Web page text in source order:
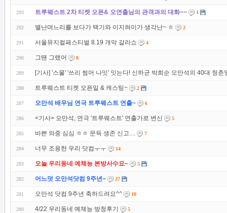
293 트루웨스트 2차 티켓 오픈& 오연출님의 관객과의 대화~~ 1
292 별난며느리를 보다가 택기와 이지혀이가 생각난~ ㅎ 2
291 서울뮤지컬페스티벌 8.19 개막 갈라쇼 4
290 그땐 그랬어 8
289 [기사] '스물' '쓰리 썸머 나잇' 잇는다! 신하균 박희순 오만석의 40대 청춘
288 트루웨스트 티켓 오픈일 & 캐스팅~ 2
287 오만석 배우님 연극 트루웨스트 연출~ 6
286 <기사> 오만석, 연극 '트루웨스트' 연출가로 변신 5
285 바쁜 와중 심심 ㅎㅎ 문득 생존 신고.... 7
284 너무 조용한 우리 닷컴ㅜㅜ 14
283 오늘 우리동네 예체능 본방사수요~ 5
282 어느덧 오만석닷컴 9주년~ 27
281 오만석 닷컴 9주년 축하드려요^^ 10
280 4/22 우리동네 예체능 방청후기 5